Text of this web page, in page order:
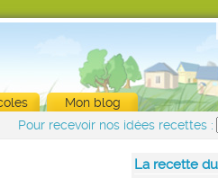
Mon blog
Pour recevoir nos idées recettes :
La recette